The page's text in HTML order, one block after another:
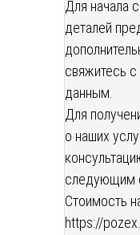
Для начала
деталей
свяжитесь
данным.
Для
о наших
следующим
Стоимость
https://